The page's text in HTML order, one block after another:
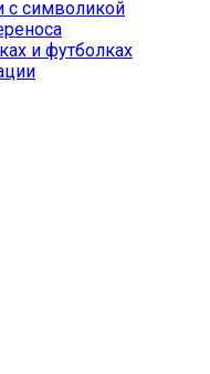
с символикой
и футболках